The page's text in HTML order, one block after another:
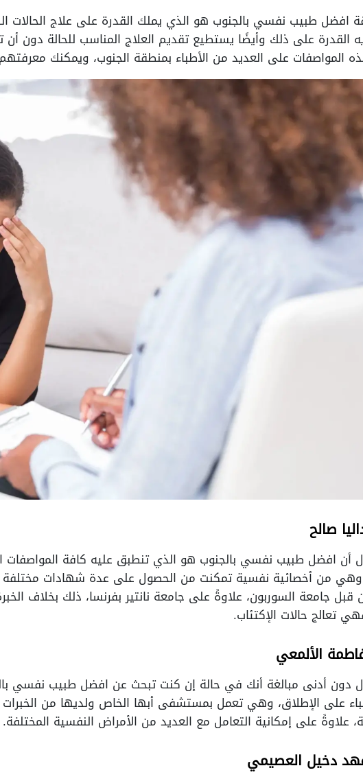
افضل طبيب نفسي بالجنوب هو الذي يملك القدرة على علاج الحالات
القدرة على ذلك وأيضًا يستطيع تقديم العلاج المناسب للحالة دون
المواصفات على العديد من الأطباء بمنطقة الجنوب، ويمكنك
صالح
أن افضل طبيب نفسي بالجنوب هو الذي تنطبق عليه كافة المواصفات
وهي من أخصائية نفسية تمكنت من الحصول على عدة شهادات مختلفة
تعالج حالات الإكتئاب.
الألمعي
دون أدنى مبالغة أنك في حالة إن كنت تبحث عن افضل طبيب نفسي
على الإطلاق، وهي تعمل بمستشفى أبها الخاص ولديها من الخبرات
علاوةً على إمكانية التعامل مع العديد من الأمراض النفسية المختلفة.
دخيل العصيمي